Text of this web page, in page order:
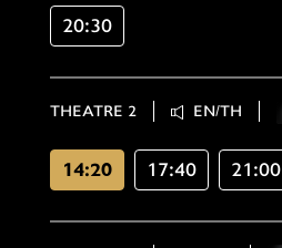
20:30
THEATRE 2 EN/TH
14:20 17:40 21:00